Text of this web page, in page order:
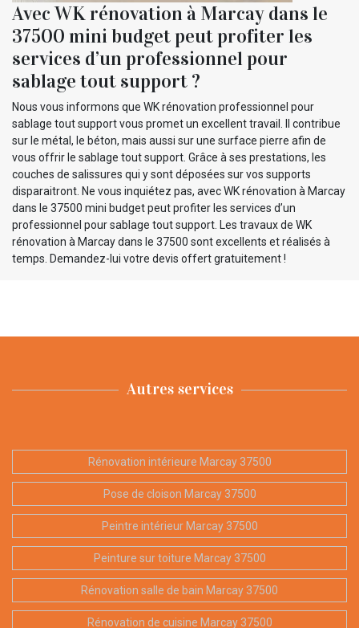
Avec WK rénovation à Marcay dans le
37500 mini budget peut profiter les
services d’un professionnel pour
sablage tout support ?
Nous vous informons que WK rénovation professionnel pour
sablage tout support vous promet un excellent travail. Il contribue
sur le métal, le béton, mais aussi sur une surface pierre afin de
vous offrir le sablage tout support. Grâce à ses prestations, les
couches de salissures qui y sont déposées sur vos supports
disparaitront. Ne vous inquiétez pas, avec WK rénovation à Marcay
dans le 37500 mini budget peut profiter les services d’un
professionnel pour sablage tout support. Les travaux de WK
rénovation à Marcay dans le 37500 sont excellents et réalisés à
temps. Demandez-lui votre devis offert gratuitement !
Autres services
Rénovation intérieure Marcay 37500
Pose de cloison Marcay 37500
Peintre intérieur Marcay 37500
Peinture sur toiture Marcay 37500
Rénovation salle de bain Marcay 37500
Rénovation de cuisine Marcay 37500